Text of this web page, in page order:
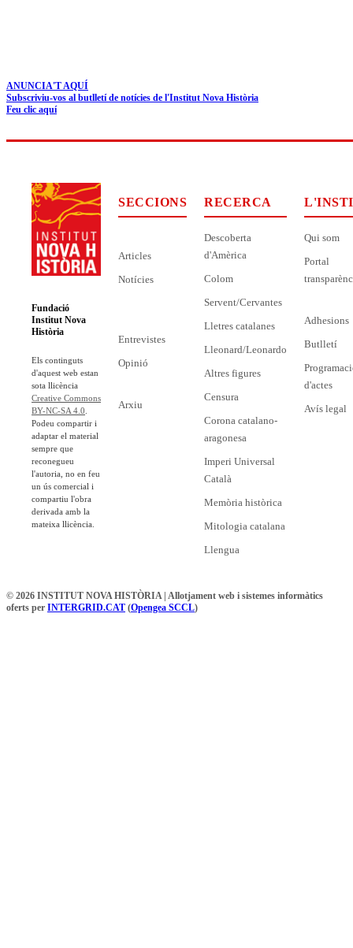
ANUNCIA'T AQUÍ
Subscriviu-vos al butlletí de notícies de l'Institut Nova Història
Feu clic aquí
Fundació
Institut Nova
Història
Els continguts
d'aquest web estan
sota llicència
Creative Commons
BY-NC-SA 4.0
Podeu compartir i
adaptar el material
sempre que
reconegueu
l'autoria, no en feu
un ús comercial i
compartiu l'obra
derivada amb la
mateixa llicència.
SECCIONS
Articles
Notícies
Entrevistes
Opinió
Arxiu
RECERCA
Descoberta
d'Amèrica
Colom
Servent/Cervantes
Lletres catalanes
Lleonard/Leonardo
Altres figures
Censura
Corona catalano-
aragonesa
Imperi Universal
Català
Memòria històrica
Mitologia catalana
Llengua
Qui som
Portal
Adhesions
Butlletí
d'actes
Avís legal
© 2026 INSTITUT NOVA HISTÒRIA | Allotjament web i sistemes informàtics
oferts per INTERGRID.CAT (Opengea SCCL)